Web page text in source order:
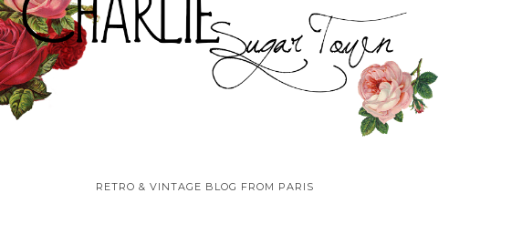
RETRO & VINTAGE BLOG FROM PARIS